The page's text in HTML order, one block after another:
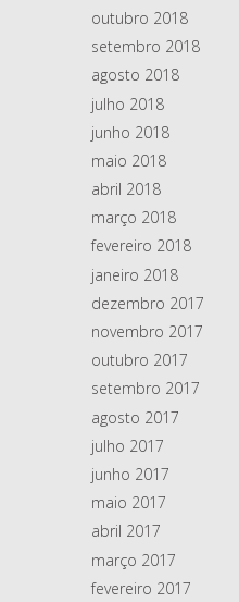
outubro 2018
setembro 2018
agosto 2018
julho 2018
junho 2018
maio 2018
abril 2018
março 2018
fevereiro 2018
janeiro 2018
dezembro 2017
novembro 2017
outubro 2017
setembro 2017
agosto 2017
julho 2017
junho 2017
maio 2017
abril 2017
março 2017
fevereiro 2017